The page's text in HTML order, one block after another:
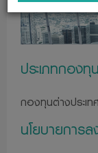
ประเภทกองทุน
กองทุนต่างประเทศ
นโยบายการ
ข้อมูลโครงการ แ
ติดต่อกับผู้ลงทุน
5. ผู้ลงทุนสามา
ใจลงทุน เช่น รา
กำหนดในวัตถุประ
กรรมการ ก.ล.ต.
ไซด์ของสำนักงา